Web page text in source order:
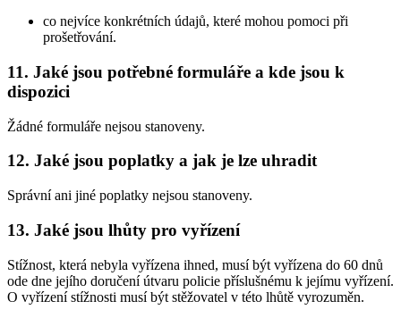
co nejvíce konkrétních údajů, které mohou pomoci při
prošetřování.
11. Jaké jsou potřebné formuláře a kde jsou k
dispozici
Žádné formuláře nejsou stanoveny.
12. Jaké jsou poplatky a jak je lze uhradit
Správní ani jiné poplatky nejsou stanoveny.
13. Jaké jsou lhůty pro vyřízení
Stížnost, která nebyla vyřízena ihned, musí být vyřízena do 60 dnů
ode dne jejího doručení útvaru policie příslušnému k jejímu vyřízení.
O vyřízení stížnosti musí být stěžovatel v této lhůtě vyrozuměn.